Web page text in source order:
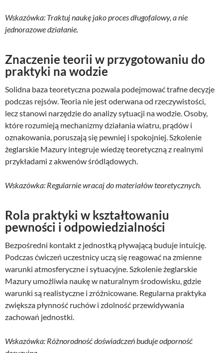
Wskazówka: Traktuj naukę jako proces długofalowy, a nie
jednorazowe działanie.
Znaczenie teorii w przygotowaniu do
praktyki na wodzie
Solidna baza teoretyczna pozwala podejmować trafne decyzje
podczas rejsów. Teoria nie jest oderwana od rzeczywistości,
lecz stanowi narzędzie do analizy sytuacji na wodzie. Osoby,
które rozumieją mechanizmy działania wiatru, prądów i
oznakowania, poruszają się pewniej i spokojniej. Szkolenie
żeglarskie Mazury integruje wiedzę teoretyczną z realnymi
przykładami z akwenów śródlądowych.
Wskazówka: Regularnie wracaj do materiałów teoretycznych.
Rola praktyki w kształtowaniu
pewności i odpowiedzialności
Bezpośredni kontakt z jednostką pływającą buduje intuicję.
Podczas ćwiczeń uczestnicy uczą się reagować na zmienne
warunki atmosferyczne i sytuacyjne. Szkolenie żeglarskie
Mazury umożliwia naukę w naturalnym środowisku, gdzie
warunki są realistyczne i zróżnicowane. Regularna praktyka
zwiększa płynność ruchów i zdolność przewidywania
zachowań jednostki.
Wskazówka: Różnorodność doświadczeń buduje odporność